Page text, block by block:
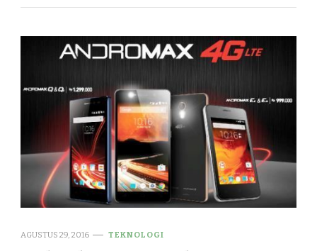
AGUSTUS 29, 2016 TEKNOLOGI